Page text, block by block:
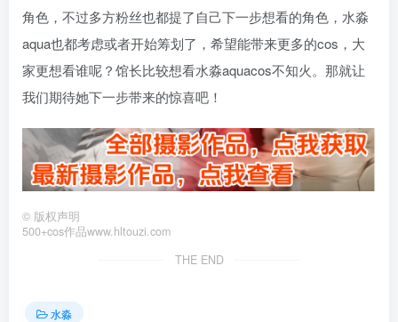
角色，不过多方粉丝也都提了自己下一步想看的角色，水淼
aqua也都考虑或者开始筹划了，希望能带来更多的cos，大
家更想看谁呢？馆长比较想看水淼aquacos不知火。那就让
我们期待她下一步带来的惊喜吧！
© 版权声明
500+cos作品www.hltouzi.com
THE END
水淼